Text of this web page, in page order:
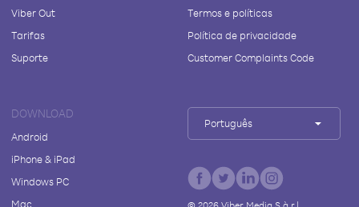
Viber Out
Tarifas
Suporte
Termos e políticas
Política de privacidade
Customer Complaints Code
DOWNLOAD
Android
iPhone & iPad
Windows PC
Mac
Português